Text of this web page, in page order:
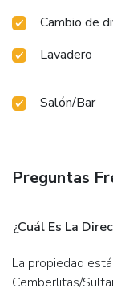
Cambio de
Lavadero
Salón/Bar
Preguntas
¿Cuál Es La
La propiedad está ubicada en Sirkeci No:6,
Cemberlitas/